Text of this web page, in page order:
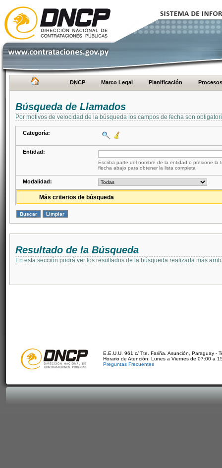
DNCP Marco Legal Planificación Procesos
Búsqueda de Llamados
Por motivos de velocidad de la búsqueda los campos de fecha son
Categoría:
Entidad:
Escriba parte del nombre de la entidad o presione la
flecha abajo para obtener la lista completa
Modalidad:
Más criterios de búsqueda
Resultado de la Búsqueda
En esta sección podrá ver los resultados de la búsqueda realizada más
E.E.U.U. 961 c/ Tte. Fariña. Asunción, Paraguay -
Horario de Atención: Lunes a Viernes de 07:00 a
Preguntas Frecuentes